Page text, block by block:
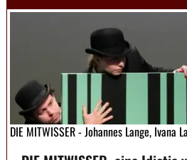
DIE MITWISSER - Johannes Lange, Ivana